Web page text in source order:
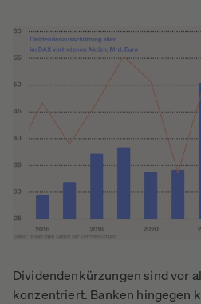
Dividendenkürzungen sind vor
konzentriert. Banken hingegen